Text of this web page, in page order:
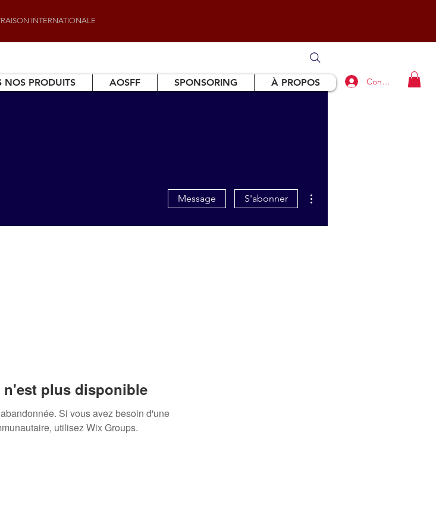
NOS PRODUITS AOSFF SPONSORING À PROPOS Connexion
INTERNATIONALE
n'est plus disponible
Si vous avez besoin d'une
utilisez Wix Groups.
Message S'abonner